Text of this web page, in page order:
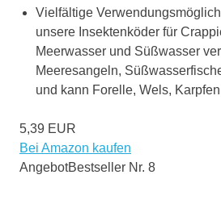
Vielfältige
unsere Insektenköder für
Meerwasser und Süßwasser
Meeresangeln,
und kann Forelle, Wels,
5,39 EUR
Bei Amazon kaufen
AngebotBestseller Nr. 8